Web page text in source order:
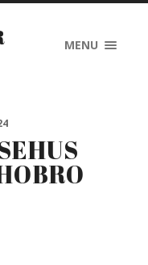
MENU